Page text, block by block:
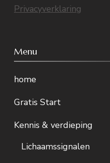
Privacyverklaring
Menu
home
Gratis Start
Kennis & verdieping
Lichaamssignalen